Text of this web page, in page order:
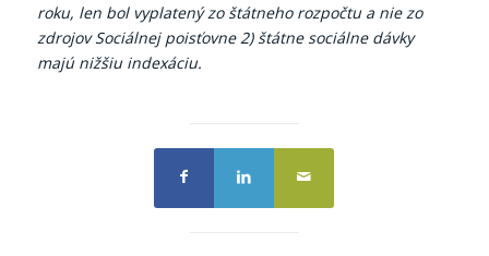
roku, len bol vyplatený zo štátneho rozpočtu a nie zo
zdrojov Sociálnej poisťovne 2) štátne sociálne dávky
majú nižšiu indexáciu.